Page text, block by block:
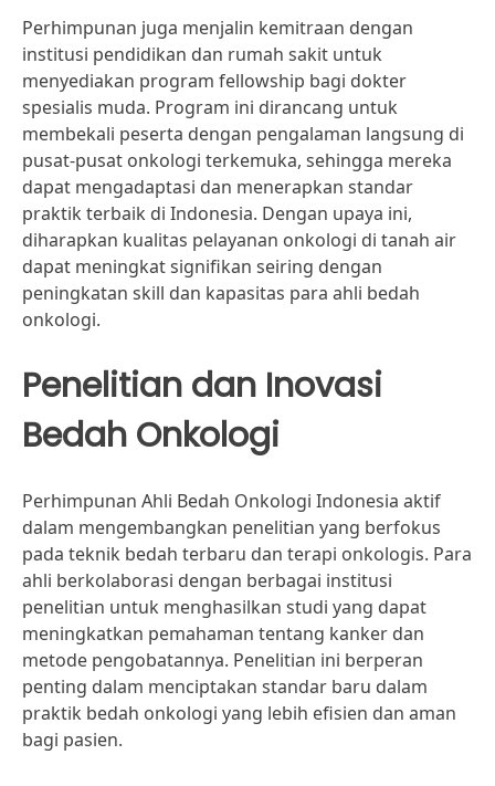
Perhimpunan juga menjalin kemitraan dengan
institusi pendidikan dan rumah sakit untuk
menyediakan program fellowship bagi dokter
spesialis muda. Program ini dirancang untuk
membekali peserta dengan pengalaman langsung di
pusat-pusat onkologi terkemuka, sehingga mereka
dapat mengadaptasi dan menerapkan standar
praktik terbaik di Indonesia. Dengan upaya ini,
diharapkan kualitas pelayanan onkologi di tanah air
dapat meningkat signifikan seiring dengan
peningkatan skill dan kapasitas para ahli bedah
onkologi.
Penelitian dan Inovasi
Bedah Onkologi
Perhimpunan Ahli Bedah Onkologi Indonesia aktif
dalam mengembangkan penelitian yang berfokus
pada teknik bedah terbaru dan terapi onkologis. Para
ahli berkolaborasi dengan berbagai institusi
penelitian untuk menghasilkan studi yang dapat
meningkatkan pemahaman tentang kanker dan
metode pengobatannya. Penelitian ini berperan
penting dalam menciptakan standar baru dalam
praktik bedah onkologi yang lebih efisien dan aman
bagi pasien.